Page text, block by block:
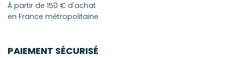
À partir de 150 € d'achat
en France métropolitaine
PAIEMENT SÉCURISÉ